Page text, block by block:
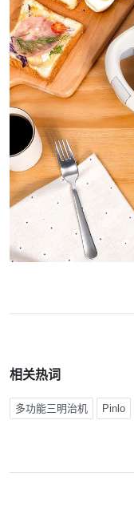
相关热词
多功能三明治机 Pinlo